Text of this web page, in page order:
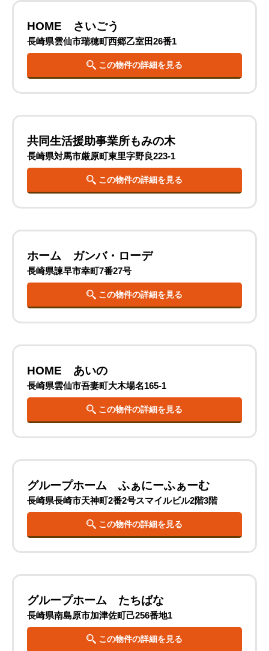
HOME さいごう
長崎県雲仙市瑞穂町西郷乙室田26番1
この物件の詳細を見る
共同生活援助事業所もみの木
長崎県対馬市厳原町東里字野良223-1
この物件の詳細を見る
ホーム ガンバ・ローデ
長崎県諫早市幸町7番27号
この物件の詳細を見る
HOME あいの
長崎県雲仙市吾妻町大木場名165-1
この物件の詳細を見る
グループホーム ふぁにーふぁーむ
長崎県長崎市天神町2番2号スマイルビル2階3階
この物件の詳細を見る
グループホーム たちばな
長崎県南島原市加津佐町己256番地1
この物件の詳細を見る